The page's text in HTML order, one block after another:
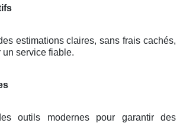
estimations claires, sans frais cachés,
un service fiable.
outils modernes pour garantir des